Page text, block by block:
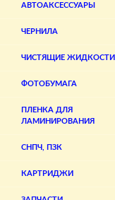
АВТОАКСЕССУАРЫ
ЧЕРНИЛА
ЧИСТЯЩИЕ ЖИДКОСТИ
ФОТОБУМАГА
ПЛЕНКА ДЛЯ
ЛАМИНИРОВАНИЯ
СНПЧ, ПЗК
КАРТРИДЖИ